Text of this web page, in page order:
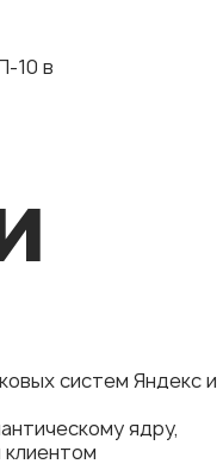
10 в
систем Яндекс и
ядру,